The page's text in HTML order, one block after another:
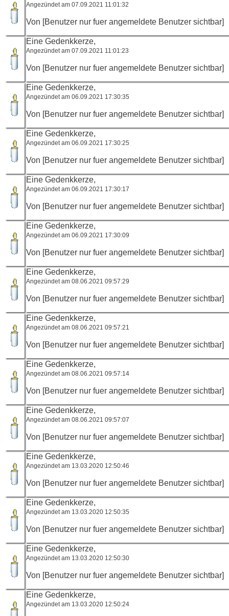
Angezündet am 07.09.2021 11:01:32
Von [Benutzer nur fuer angemeldete Benutzer sichtbar]
Eine Gedenkkerze,
Angezündet am 07.09.2021 11:01:23
Von [Benutzer nur fuer angemeldete Benutzer sichtbar]
Eine Gedenkkerze,
Angezündet am 06.09.2021 17:30:35
Von [Benutzer nur fuer angemeldete Benutzer sichtbar]
Eine Gedenkkerze,
Angezündet am 06.09.2021 17:30:25
Von [Benutzer nur fuer angemeldete Benutzer sichtbar]
Eine Gedenkkerze,
Angezündet am 06.09.2021 17:30:17
Von [Benutzer nur fuer angemeldete Benutzer sichtbar]
Eine Gedenkkerze,
Angezündet am 06.09.2021 17:30:09
Von [Benutzer nur fuer angemeldete Benutzer sichtbar]
Eine Gedenkkerze,
Angezündet am 08.06.2021 09:57:29
Von [Benutzer nur fuer angemeldete Benutzer sichtbar]
Eine Gedenkkerze,
Angezündet am 08.06.2021 09:57:21
Von [Benutzer nur fuer angemeldete Benutzer sichtbar]
Eine Gedenkkerze,
Angezündet am 08.06.2021 09:57:14
Von [Benutzer nur fuer angemeldete Benutzer sichtbar]
Eine Gedenkkerze,
Angezündet am 08.06.2021 09:57:07
Von [Benutzer nur fuer angemeldete Benutzer sichtbar]
Eine Gedenkkerze,
Angezündet am 13.03.2020 12:50:46
Von [Benutzer nur fuer angemeldete Benutzer sichtbar]
Eine Gedenkkerze,
Angezündet am 13.03.2020 12:50:35
Von [Benutzer nur fuer angemeldete Benutzer sichtbar]
Eine Gedenkkerze,
Angezündet am 13.03.2020 12:50:30
Von [Benutzer nur fuer angemeldete Benutzer sichtbar]
Eine Gedenkkerze,
Angezündet am 13.03.2020 12:50:24